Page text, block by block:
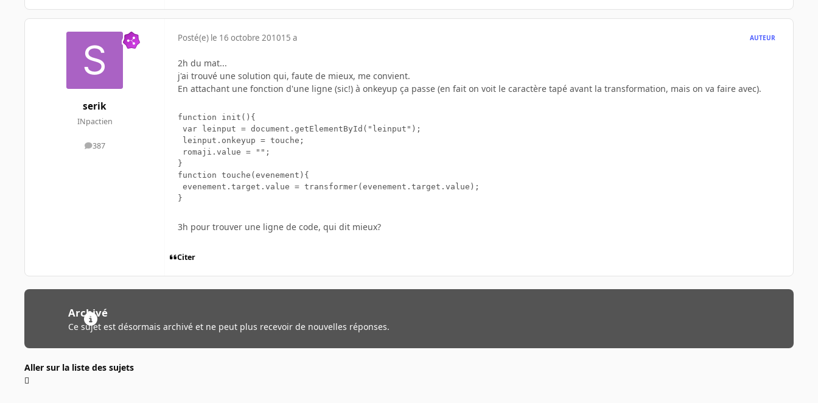
serik
INpactien
387
messages
Posté(e) le 16 octobre 201015 a AUTEUR
2h du mat...
j'ai trouvé une solution qui, faute de mieux, me convient.
En attachant une fonction d'une ligne (sic!) à onkeyup ça passe (en fait on voit le caractère tapé avant la transformation, mais on va faire avec).
function init(){
var leinput = document.getElementById("leinput");
leinput.onkeyup = touche;
romaji.value = "";
}
function touche(evenement){
evenement.target.value = transformer(evenement.target.value);
3h pour trouver une ligne de code, qui dit mieux?
Citer
Archivé
Ce sujet est désormais archivé et ne peut plus recevoir de nouvelles réponses.
Aller sur la liste des sujets